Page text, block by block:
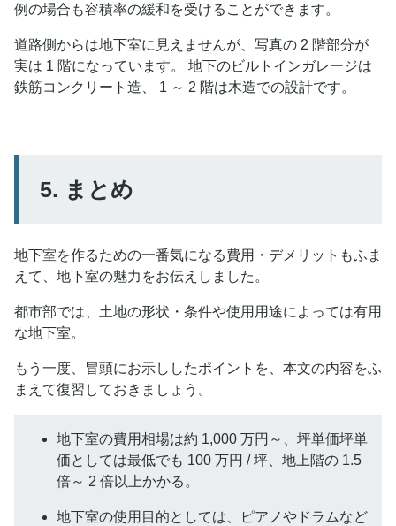
例の場合も容積率の緩和を受けることができます。
道路側からは地下室に見えませんが、写真の 2 階部分が
実は 1 階になっています。 地下のビルトインガレージは
鉄筋コンクリート造、 1 ～ 2 階は木造での設計です。
5. まとめ
地下室を作るための一番気になる費用・デメリットもふま
えて、地下室の魅力をお伝えしました。
都市部では、土地の形状・条件や使用用途によっては有用
な地下室。
もう一度、冒頭にお示ししたポイントを、本文の内容をふ
まえて復習しておきましょう。
地下室の費用相場は約 1,000 万円～、坪単価坪単
価としては最低でも 100 万円 / 坪、地上階の 1.5
倍～ 2 倍以上かかる。
地下室の使用目的としては、ピアノやドラムなど